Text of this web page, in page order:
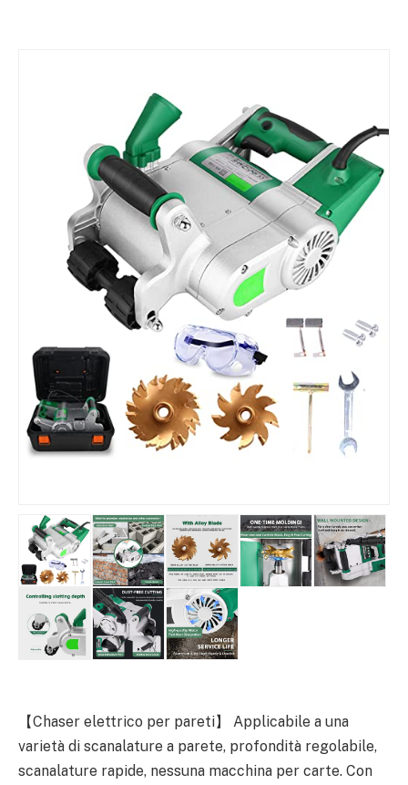
【Chaser elettrico per pareti】 Applicabile a una
varietà di scanalature a parete, profondità regolabile,
scanalature rapide, nessuna macchina per carte. Con